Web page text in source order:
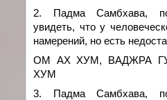
2. Падма Самбхава,
увидеть, чтоу
намерений, но есть
ОМ АХ ХУМ, ВАДЖРА
ХУМ
3. Падма Самбхава,